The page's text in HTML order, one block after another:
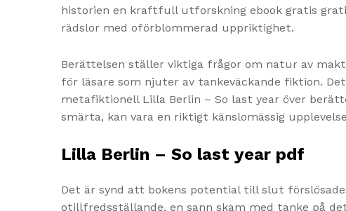
historien en kraftfull utforskning ebook gratis
rädslor med oförblommerad uppriktighet.
Berättelsen ställer viktiga frågor om natur av
för läsare som njuter av tankeväckande fiktion.
metafiktionell Lilla Berlin – So last year över
smärta, kan vara en riktigt känslomässig
Lilla Berlin – So last year pdf
Det är synd att bokens potential till slut
otillfredsställande, en sann skam med tanke på